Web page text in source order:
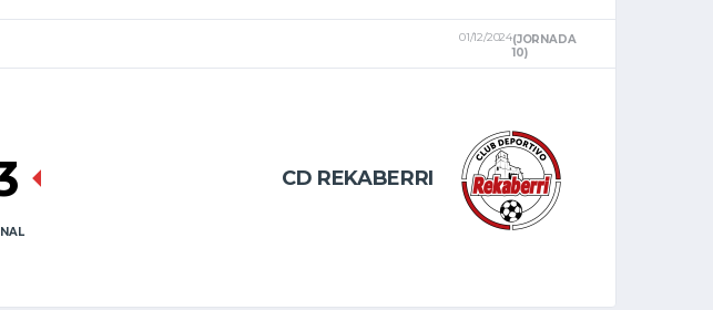
01/12/2024(JORNADA
10)
CD REKABERRI